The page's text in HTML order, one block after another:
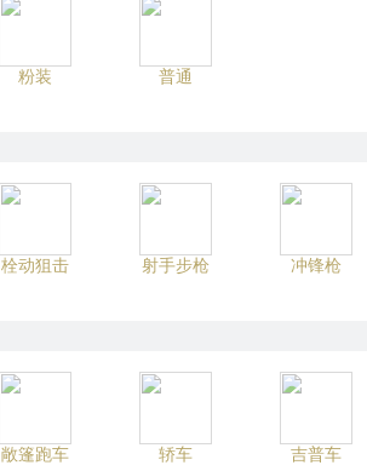
粉装 普通
栓动狙击 射手步枪 冲锋枪
敞篷跑车 轿车 吉普车